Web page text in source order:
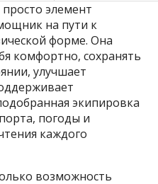
элемент
на пути к
форме. Она
комфортно, сохранять
улучшает
экипировка
погоды и
каждого
возможность